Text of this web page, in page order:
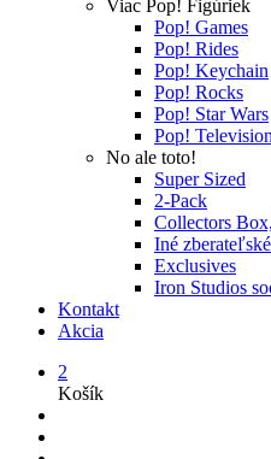
Viac Pop! Figúriek
Pop! Games
Pop! Rides
Pop! Keychain
Pop! Rocks
Pop! Star Wars
Pop! Television
No ale toto!
Super Sized
2-Pack
Collectors
Iné
Exclusives
Iron Studios
Kontakt
Akcia
2
Košík